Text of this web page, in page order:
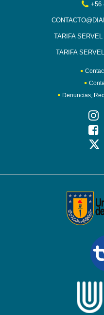
+56
TARIFA
TARIFA
Denuncias,